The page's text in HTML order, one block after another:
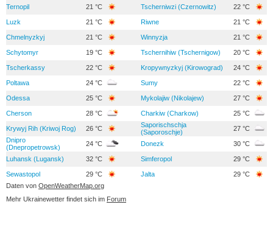
Ternopil 21 °C Tscherniwzi (Czernowitz) 22 °C
Luzk 21 °C Riwne 21 °C
Chmelnyzkyj 21 °C Winnyzja 21 °C
Schytomyr 19 °C Tschernihiw (Tschernigow) 20 °C
Tscherkassy 22 °C Kropywnyzkyj (Kirowograd) 24 °C
Poltawa 24 °C Sumy 22 °C
Odessa 25 °C Mykolajiw (Nikolajew) 27 °C
Cherson 28 °C Charkiw (Charkow) 25 °C
Krywyj Rih (Kriwoj Rog) 26 °C
Saporischschja
(Saporoschje)
27 °C
Dnipro
(Dnepropetrowsk)
24 °C Donezk 30 °C
Luhansk (Lugansk) 32 °C Simferopol 29 °C
Sewastopol 29 °C Jalta
29 °C
Daten von OpenWeatherMap.org
Mehr Ukrainewetter findet sich im Forum